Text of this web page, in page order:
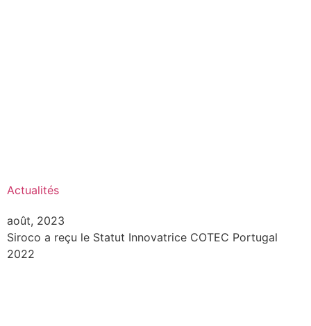
Actualités
août, 2023
Siroco a reçu le Statut Innovatrice COTEC Portugal
2022